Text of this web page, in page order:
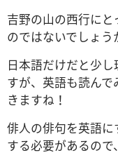
吉野の山の西行に
のではないでしょう
日本語だけだと少
すが、英語も読ん
きますね！
俳人の俳句を英語
する必要があるので、